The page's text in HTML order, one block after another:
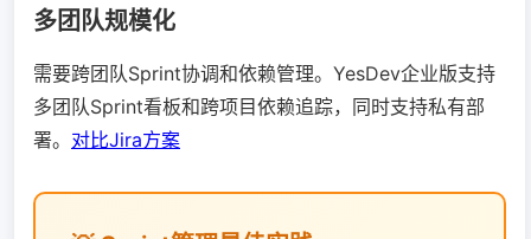
多团队规模化
需要跨团队Sprint协调和依赖管理。YesDev企业版支持
多团队Sprint看板和跨项目依赖追踪，同时支持私有部
署。 对比Jira方案